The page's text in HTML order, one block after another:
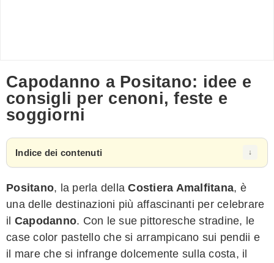
Capodanno a Positano: idee e
consigli per cenoni, feste e
soggiorni
Indice dei contenuti
Positano, la perla dellaCostiera Amalfitana, è
una delle destinazioni più affascinanti per celebrare
il Capodanno. Con le sue pittoresche stradine, le
case color pastello che si arrampicano sui pendii e
il mare che si infrange dolcemente sulla costa, il